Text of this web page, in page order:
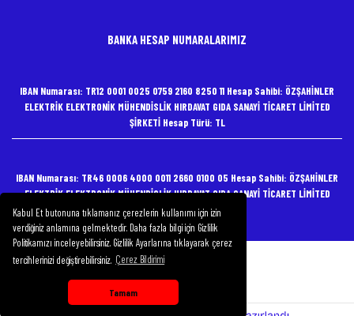
Kabul Et butonuna tıklamanız çerezlerin kullanımı için izin
verdiğiniz anlamına gelmektedir. Daha fazla bilgi için Gizlilik
Politikamızı inceleyebilirsiniz. Gizlilik Ayarlarına tıklayarak çerez
tercihlerinizi değiştirebilirsiniz. Çerez Bildirimi
Tamam
Whatsapp Destek Hattı
BANKA HESAP NUMARALARIMIZ
IBAN Numarası: TR12 0001 0025 0759 2160 8250 11 Hesap Sahibi: ÖZŞAHİNLER
ELEKTRİK ELEKTRONİK MÜHENDİSLİK HIRDAVAT GIDA SANAYİ TİCARET LİMİTED
ŞİRKETİ Hesap Türü: TL
IBAN Numarası: TR46 0006 4000 0011 2660 0100 05 Hesap Sahibi: ÖZŞAHİNLER
ELEKTRİK ELEKTRONİK MÜHENDİSLİK HIRDAVAT GIDA SANAYİ TİCARET LİMİTED
ŞİRKETİ Hesap Türü: TL
Copyright 2020 Özşahinler Elektrik